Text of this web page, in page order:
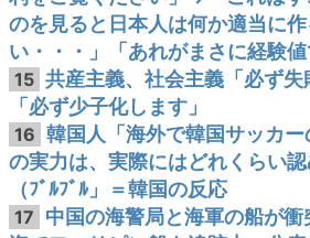
のを見ると日本人は何か適当に
い・・・」「あれがまさに経験値
15 共産主義、社会主義「必ず
「必ず少子化します」
16 韓国人「海外で韓国サッカ
の実力は、実際にはどれくらい
（ﾌﾞﾙﾌﾞﾙ」＝韓国の反応
17 中国の海警局と海軍の船が